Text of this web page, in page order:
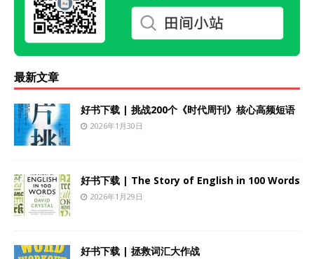
最新文章
好书下载 | 挑战200个《时代周刊》核心高频短语
2026年1月30日
好书下载 | The Story of English in 100 Words
2026年1月29日
好书下载 | 拯救词汇大作战